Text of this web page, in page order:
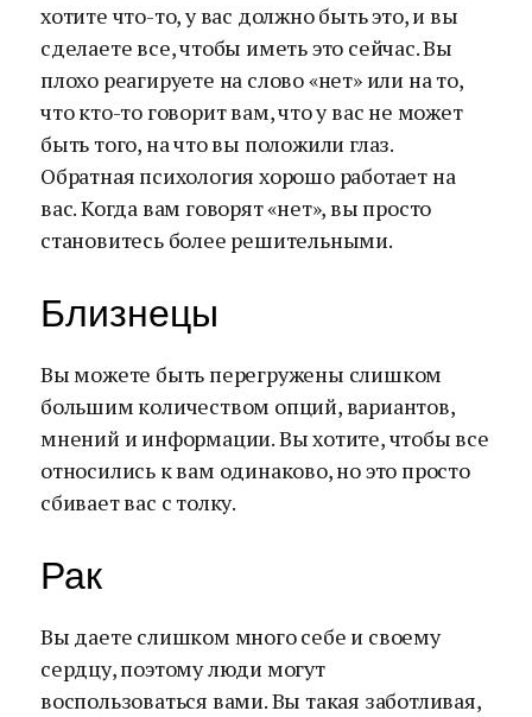
хотите что-то, у вас должно быть это, и вы
сделаете все, чтобы иметь это сейчас. Вы
плохо реагируете на слово «нет» или на то,
что кто-то говорит вам, что у вас не может
быть того, на что вы положили глаз.
Обратная психология хорошо работает на
вас. Когда вам говорят «нет», вы просто
становитесь более решительными.
Близнецы
Вы можете быть перегружены слишком
большим количеством опций, вариантов,
мнений и информации. Вы хотите, чтобы все
относились к вам одинаково, но это просто
сбивает вас с толку.
Рак
Вы даете слишком много себе и своему
сердцу, поэтому люди могут
воспользоваться вами. Вы такая заботливая,